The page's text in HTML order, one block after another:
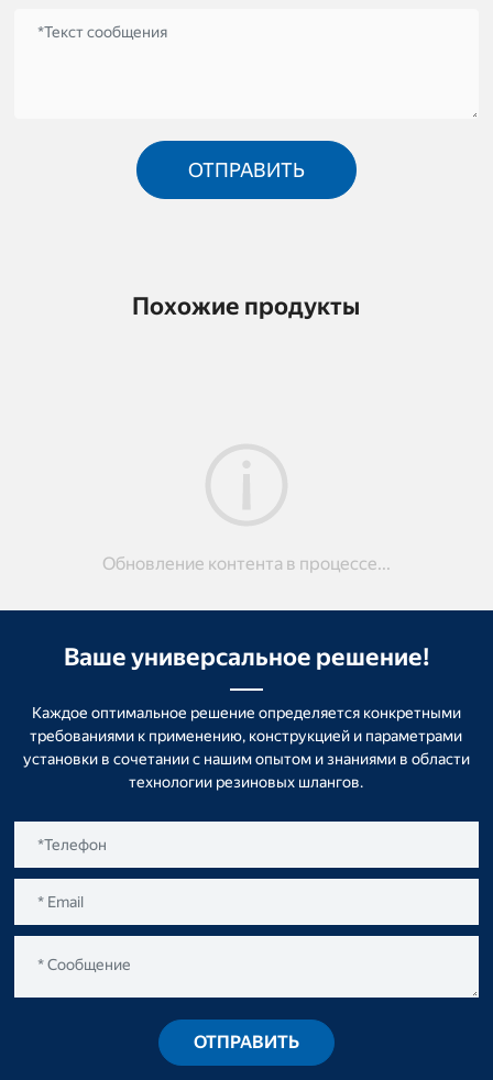
ОТПРАВИТЬ
Похожие продукты
Обновление контента в процессе...
Ваше универсальное решение!
Каждое оптимальное решение определяется конкретными
требованиями к применению, конструкцией и параметрами
установки в сочетании с нашим опытом и знаниями в области
технологии резиновых шлангов.
ОТПРАВИТЬ